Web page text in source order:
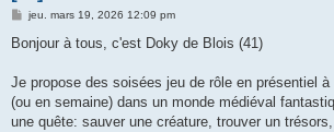
M
s
g
jeu. mars 19, 2026 12:09 pm
Bonjour à tous, c'est Doky de Blois (41)
Je propose des soisées jeu de rôle en présentiel
(ou en semaine) dans un monde médiéval
une quête: sauver une créature, trouver un